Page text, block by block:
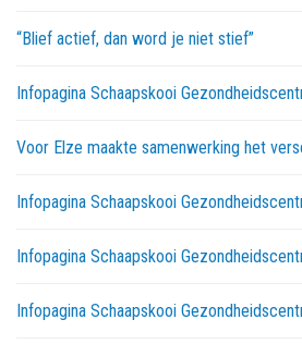
“Blief actief, dan word je niet stief”
Infopagina Schaapskooi
Voor Elze maakte samenwerking het
Infopagina Schaapskooi
Infopagina Schaapskooi
Infopagina Schaapskooi